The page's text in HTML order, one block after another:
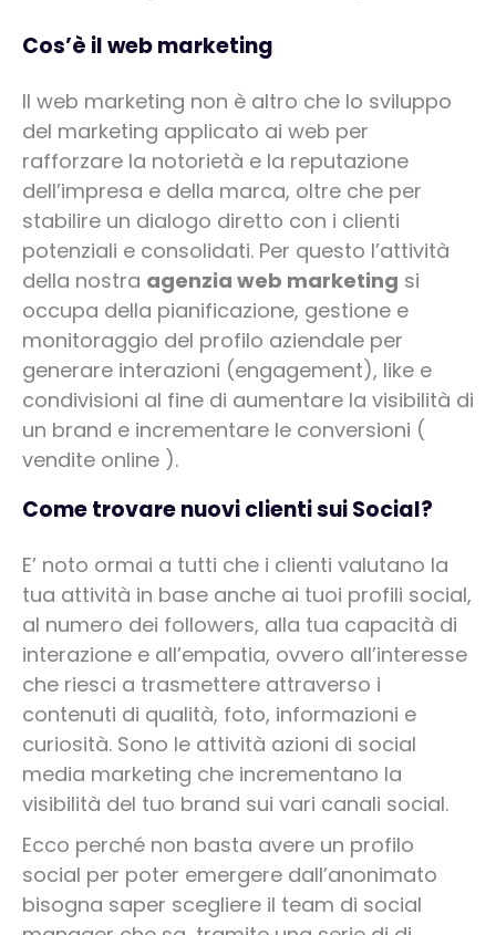
Cos’è il web marketing
Il web marketing non è altro che lo sviluppo
del marketing applicato ai web per
rafforzare la notorietà e la reputazione
dell’impresa e della marca, oltre che per
stabilire un dialogo diretto con i clienti
potenziali e consolidati. Per questo l’attività
della nostra agenzia web marketing si
occupa della pianificazione, gestione e
monitoraggio del profilo aziendale per
generare interazioni (engagement), like e
condivisioni al fine di aumentare la visibilità di
un brand e incrementare le conversioni (
vendite online ).
Come trovare nuovi clienti sui Social?
E’ noto ormai a tutti che i clienti valutano la
tua attività in base anche ai tuoi profili social,
al numero dei followers, alla tua capacità di
interazione e all’empatia, ovvero all’interesse
che riesci a trasmettere attraverso i
contenuti di qualità, foto, informazioni e
curiosità. Sono le attività azioni di social
media marketing che incrementano la
visibilità del tuo brand sui vari canali social.
Ecco perché non basta avere un profilo
social per poter emergere dall’anonimato
bisogna saper scegliere il team di social